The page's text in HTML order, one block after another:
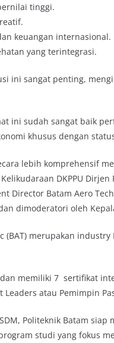
tinggi.
keuangan internasional.
yang terintegrasi.
ini sangat penting,
ini sudah sangat baik
khusus dengan
lebih komprehensif
DKPPU
Director Batam Aero
dimoderatori oleh
(BAT) merupakan
memiliki 7 sertifikat
Leaders atau Pemimpin
Politeknik Batam
studi yang fokus